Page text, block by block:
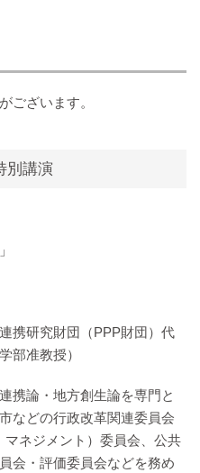
ございます。
別講演
携研究財団（PPP財団）代
部准教授）
携論・地方創生論を専門と
などの行政改革関連委員会
ネジメント）委員会、公共
会・評価委員会などを務め